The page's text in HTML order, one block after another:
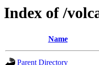
Index of /
Name
Parent Directory